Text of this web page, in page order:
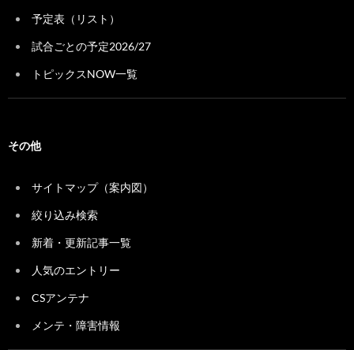
予定表（リスト）
試合ごとの予定2026/27
トピックスNOW一覧
その他
サイトマップ（案内図）
絞り込み検索
新着・更新記事一覧
人気のエントリー
CSアンテナ
メンテ・障害情報